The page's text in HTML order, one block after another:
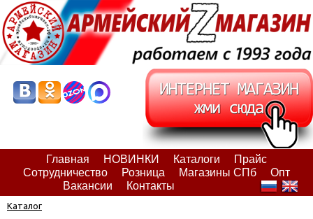
Главная НОВИНКИ Каталоги
Прайс
Сотрудничество
Розница Магазины СПб
Опт
Вакансии
Контакты
Каталог